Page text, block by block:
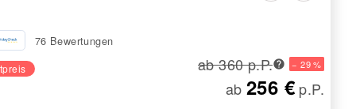
76 Bewertungen
ab 360 p.P. − 29 %
ab 256 € p.P.